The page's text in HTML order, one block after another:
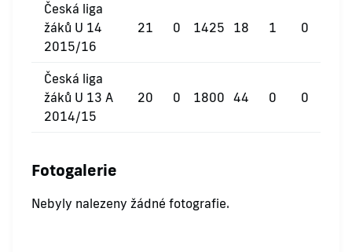
Česká liga
žáků U 14
2015/16
21 0 1425 18 1 0
Česká liga
žáků U 13 A
2014/15
20 0 1800 44 0 0
Fotogalerie
Nebyly nalezeny žádné fotografie.